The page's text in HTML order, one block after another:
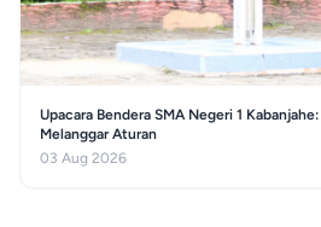
Upacara Bendera SMA Negeri 1
Melanggar Aturan
03 Aug 2026